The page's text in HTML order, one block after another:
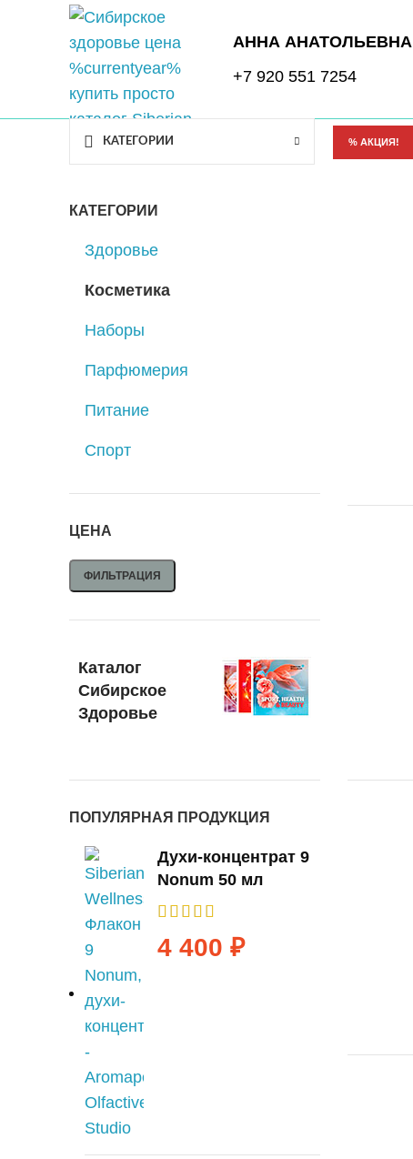
АННА АНАТОЛЬЕВНА
+7 920 551 7254
КАТЕГОРИИ % АКЦИЯ!
КАТЕГОРИИ
Здоровье
Косметика
Наборы
Парфюмерия
Питание
Спорт
ЦЕНА
ФИЛЬТРАЦИЯ
Каталог
Сибирское
Здоровье
ПОПУЛЯРНАЯ ПРОДУКЦИЯ
Духи-концентрат 9
Nonum 50 мл
4 400 ₽